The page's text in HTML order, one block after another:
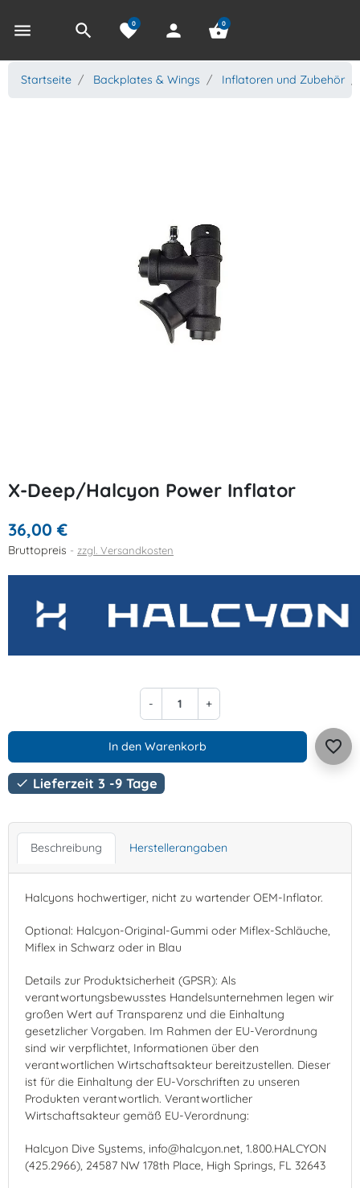
menu search favorite
0 person shopping_basket
0
Startseite Backplates & Wings Inflatoren und Zubehör
X-Deep/Halcyon Power Inflator
36,00 €
Bruttopreis zzgl. Versandkosten
- +
In den Warenkorb favorite_border
 Lieferzeit 3 -9 Tage
Beschreibung Herstellerangaben
Halcyons hochwertiger, nicht zu wartender OEM-Inflator.
Optional: Halcyon-Original-Gummi oder Miflex-Schläuche,
Miflex in Schwarz oder in Blau
Details zur Produktsicherheit (GPSR): Als
verantwortungsbewusstes Handelsunternehmen legen wir
großen Wert auf Transparenz und die Einhaltung
gesetzlicher Vorgaben. Im Rahmen der EU-Verordnung
sind wir verpflichtet, Informationen über den
verantwortlichen Wirtschaftsakteur bereitzustellen. Dieser
ist für die Einhaltung der EU-Vorschriften zu unseren
Produkten verantwortlich. Verantwortlicher
Wirtschaftsakteur gemäß EU-Verordnung:
Halcyon Dive Systems, info@halcyon.net, 1.800.HALCYON
(425.2966), 24587 NW 178th Place, High Springs, FL 32643